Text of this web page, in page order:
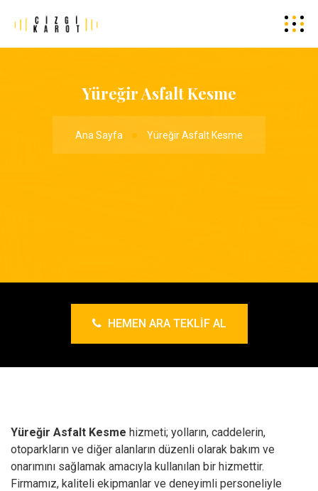
Yüreğir Asfalt Kesme
Ana Sayfa Yüreğir Asfalt Kesme
HEMEN ARA TEKLIF AL
Yüreğir Asfalt Kesme hizmeti; yolların, caddelerin,
otoparkların ve diğer alanların düzenli olarak bakım ve
onarımını sağlamak amacıyla kullanılan bir hizmettir.
Firmamız, kaliteli ekipmanlar ve deneyimli personeliyle